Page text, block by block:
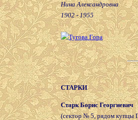
Нина Александровна
1902 - 1955
СТАРКИ
Старк Борис Георгиевич
(сектор № 5, рядом купцы